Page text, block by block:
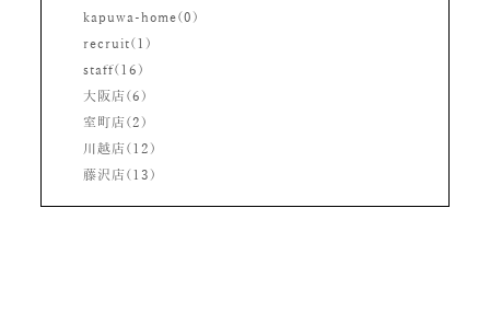
kapuwa-home(0)
recruit(1)
staff(16)
大阪店(6)
室町店(2)
川越店(12)
藤沢店(13)